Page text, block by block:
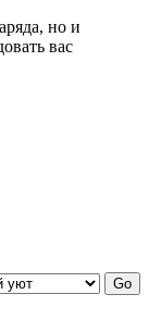
но и
вас